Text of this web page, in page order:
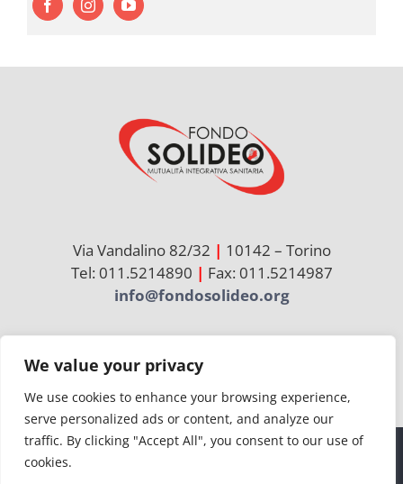
We value your privacy
We use cookies to enhance your browsing experience,
serve personalized ads or content, and analyze our
traffic. By clicking "Accept All", you consent to our use of
cookies.
Via Vandalino 82/32 | 10142 – Torino
Tel: 011.5214890 | Fax: 011.5214987
info@fondosolideo.org
per:
© Copyright 2026 | Solideo | CF 97736860012